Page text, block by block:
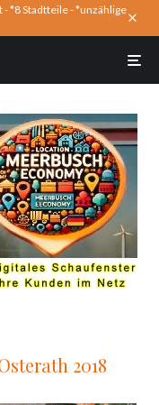
- *8 Stadtteile - *unzählige
2018